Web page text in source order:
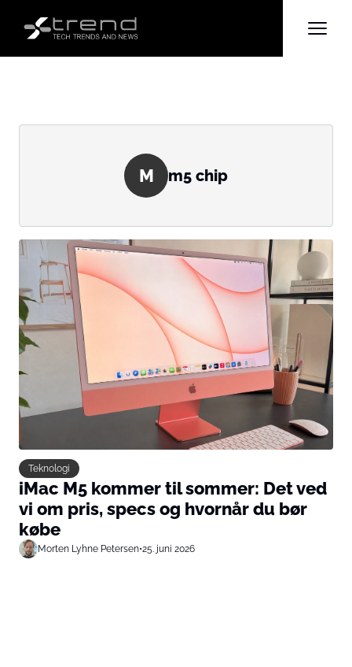
M m5 chip
Teknologi
iMac M5 kommer til sommer: Det ved
vi om pris, specs og hvornår du bør
købe
Morten Lyhne Petersen•25. juni 2026